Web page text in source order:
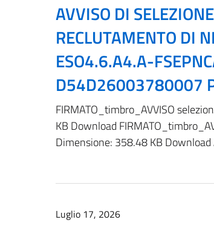
AVVISO DI
RECLUTAMENTO DI
ESO4.6.A4.A-
D54D26003780007
FIRMATO_timbro_AVVISO
KB Download
Dimensione: 358.48 KB
Luglio 17, 2026